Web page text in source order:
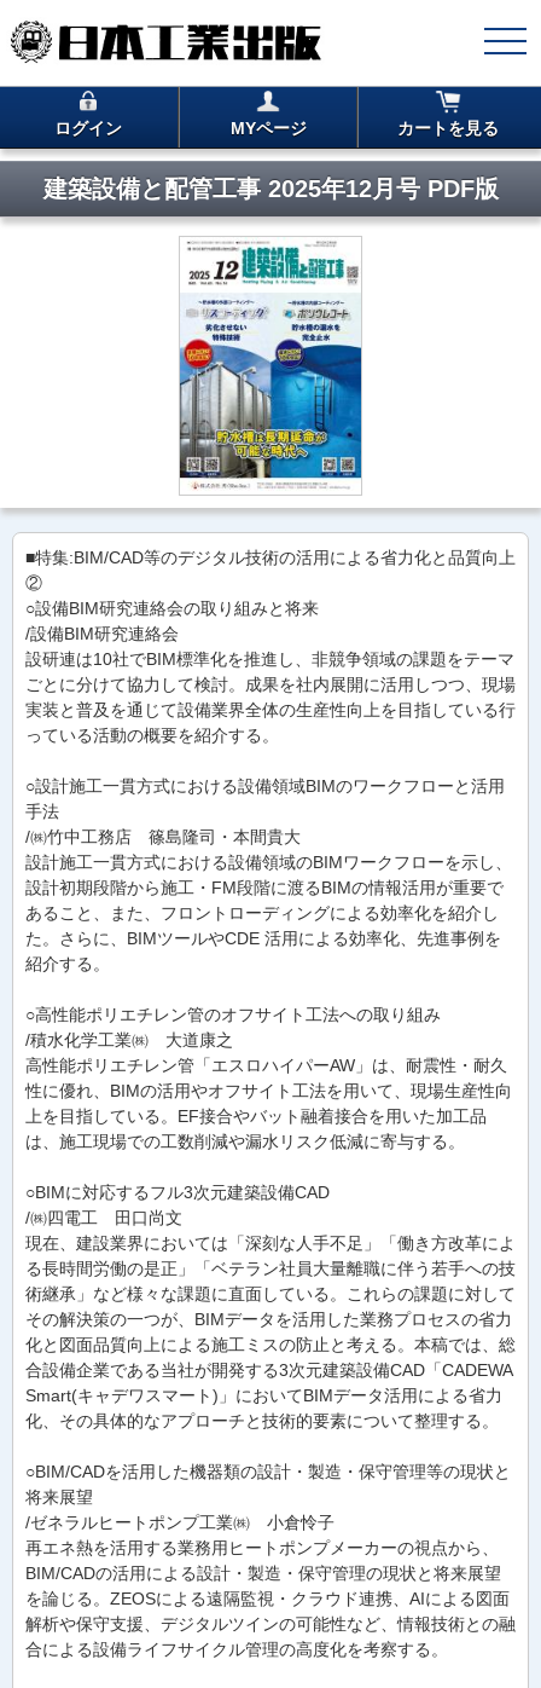
ログイン MYページ カートを見る
建築設備と配管工事 2025年12月号 PDF版
■特集:BIM/CAD等のデジタル技術の活用による省力化と品質向上
②
○設備BIM研究連絡会の取り組みと将来
/設備BIM研究連絡会
設研連は10社でBIM標準化を推進し、非競争領域の課題をテーマ
ごとに分けて協力して検討。成果を社内展開に活用しつつ、現場
実装と普及を通じて設備業界全体の生産性向上を目指している行
っている活動の概要を紹介する。
○設計施工一貫方式における設備領域BIMのワークフローと活用
手法
/㈱竹中工務店 篠島隆司・本間貴大
設計施工一貫方式における設備領域のBIMワークフローを示し、
設計初期段階から施工・FM段階に渡るBIMの情報活用が重要で
あること、また、フロントローディングによる効率化を紹介し
た。さらに、BIMツールやCDE 活用による効率化、先進事例を
紹介する。
○高性能ポリエチレン管のオフサイト工法への取り組み
/積水化学工業㈱ 大道康之
高性能ポリエチレン管「エスロハイパーAW」は、耐震性・耐久
性に優れ、BIMの活用やオフサイト工法を用いて、現場生産性向
上を目指している。EF接合やバット融着接合を用いた加工品
は、施工現場での工数削減や漏水リスク低減に寄与する。
○BIMに対応するフル3次元建築設備CAD
/㈱四電工 田口尚文
現在、建設業界においては「深刻な人手不足」「働き方改革によ
る長時間労働の是正」「ベテラン社員大量離職に伴う若手への技
術継承」など様々な課題に直面している。これらの課題に対して
その解決策の一つが、BIMデータを活用した業務プロセスの省力
化と図面品質向上による施工ミスの防止と考える。本稿では、総
合設備企業である当社が開発する3次元建築設備CAD「CADEWA
Smart(キャデワスマート)」においてBIMデータ活用による省力
化、その具体的なアプローチと技術的要素について整理する。
○BIM/CADを活用した機器類の設計・製造・保守管理等の現状と
将来展望
/ゼネラルヒートポンプ工業㈱ 小倉怜子
再エネ熱を活用する業務用ヒートポンプメーカーの視点から、
BIM/CADの活用による設計・製造・保守管理の現状と将来展望
を論じる。ZEOSによる遠隔監視・クラウド連携、AIによる図面
解析や保守支援、デジタルツインの可能性など、情報技術との融
合による設備ライフサイクル管理の高度化を考察する。